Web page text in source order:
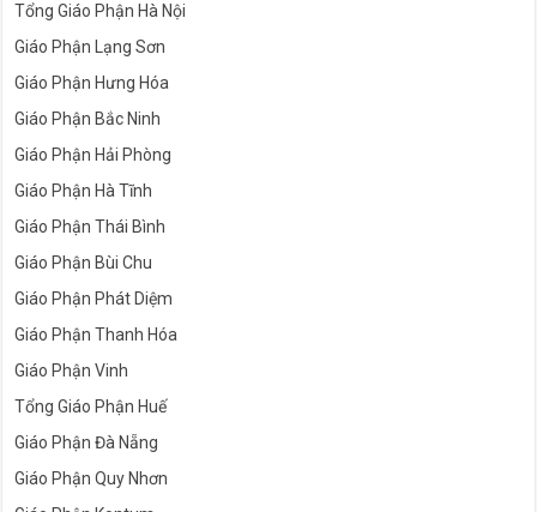
Tổng Giáo Phận Hà Nội
Giáo Phận Lạng Sơn
Giáo Phận Hưng Hóa
Giáo Phận Bắc Ninh
Giáo Phận Hải Phòng
Giáo Phận Hà Tĩnh
Giáo Phận Thái Bình
Giáo Phận Bùi Chu
Giáo Phận Phát Diệm
Giáo Phận Thanh Hóa
Giáo Phận Vinh
Tổng Giáo Phận Huế
Giáo Phận Đà Nẵng
Giáo Phận Quy Nhơn